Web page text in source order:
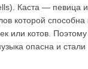
Каста — певица и
которой способна
или котов.
опасна и стали